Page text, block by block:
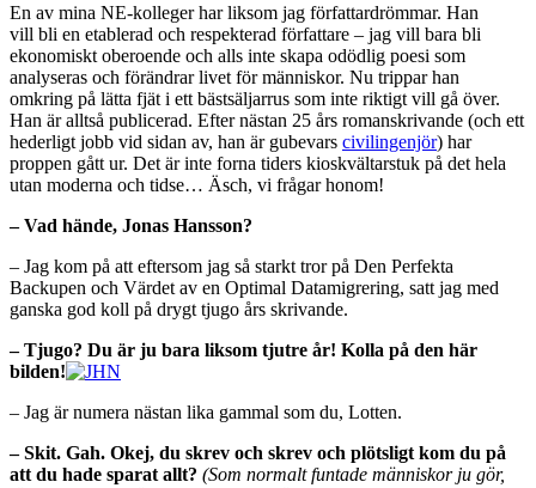
En av mina NE-kolleger har liksom jag författardrömmar. Han
vill bli en etablerad och respekterad författare – jag vill bara bli
ekonomiskt oberoende och alls inte skapa odödlig poesi som
analyseras och förändrar livet för människor. Nu trippar han
omkring på lätta fjät i ett bästsäljarrus som inte riktigt vill gå över.
Han är alltså publicerad. Efter nästan 25 års romanskrivande (och ett
hederligt jobb vid sidan av, han är gubevars civilingenjör) har
proppen gått ur. Det är inte forna tiders kioskvältarstuk på det hela
utan moderna och tidse… Äsch, vi frågar honom!
– Vad hände, Jonas Hansson?
– Jag kom på att eftersom jag så starkt tror på Den Perfekta
Backupen och Värdet av en Optimal Datamigrering, satt jag med
ganska god koll på drygt tjugo års skrivande.
– Tjugo? Du är ju bara liksom tjutre år! Kolla på den här
bilden!
– Jag är numera nästan lika gammal som du, Lotten.
– Skit. Gah. Okej, du skrev och skrev och plötsligt kom du på
att du hade sparat allt? (Som normalt funtade människor ju gör,